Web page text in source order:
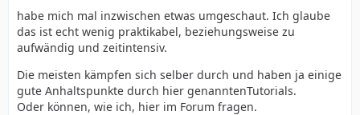
habe mich mal inzwischen etwas umgeschaut. Ich glaube
das ist echt wenig praktikabel, beziehungsweise zu
aufwändig und zeitintensiv.
Die meisten kämpfen sich selber durch und haben ja einige
gute Anhaltspunkte durch hier genanntenTutorials.
Oder können, wie ich, hier im Forum fragen.